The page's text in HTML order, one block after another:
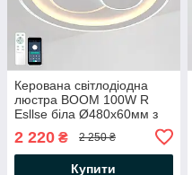
Керована світлодіодна
люстра BOOM 100W R
Esllse біла Ø480х60мм з
смартфону APP WHITE
220V IP20
2 220 ₴ 2 250 ₴
Купити